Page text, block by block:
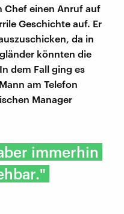
Chef einen Anruf auf
Geschichte auf. Er
da in
könnten die
dem Fall ging es
am Telefon
Manager
immerhin